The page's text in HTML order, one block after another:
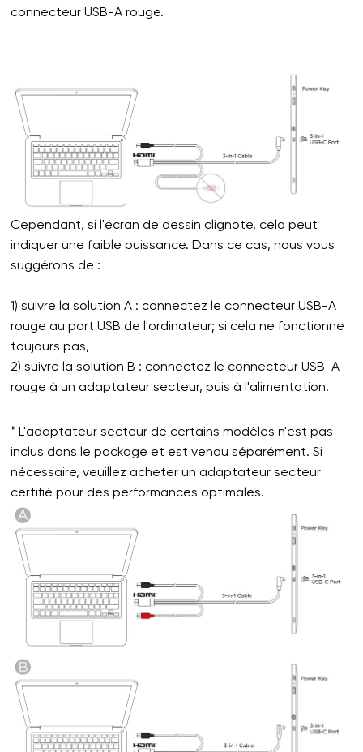
connecteur USB-A rouge.
Cependant, si l'écran de dessin clignote, cela peut
indiquer une faible puissance. Dans ce cas, nous vous
suggérons de :
1) suivre la solution A : connectez le connecteur USB-A
rouge au port USB de l'ordinateur; si cela ne fonctionne
toujours pas,
2) suivre la solution B : connectez le connecteur USB-A
rouge à un adaptateur secteur, puis à l'alimentation.
* L'adaptateur secteur de certains modèles n'est pas
inclus dans le package et est vendu séparément. Si
nécessaire, veuillez acheter un adaptateur secteur
certifié pour des performances optimales.